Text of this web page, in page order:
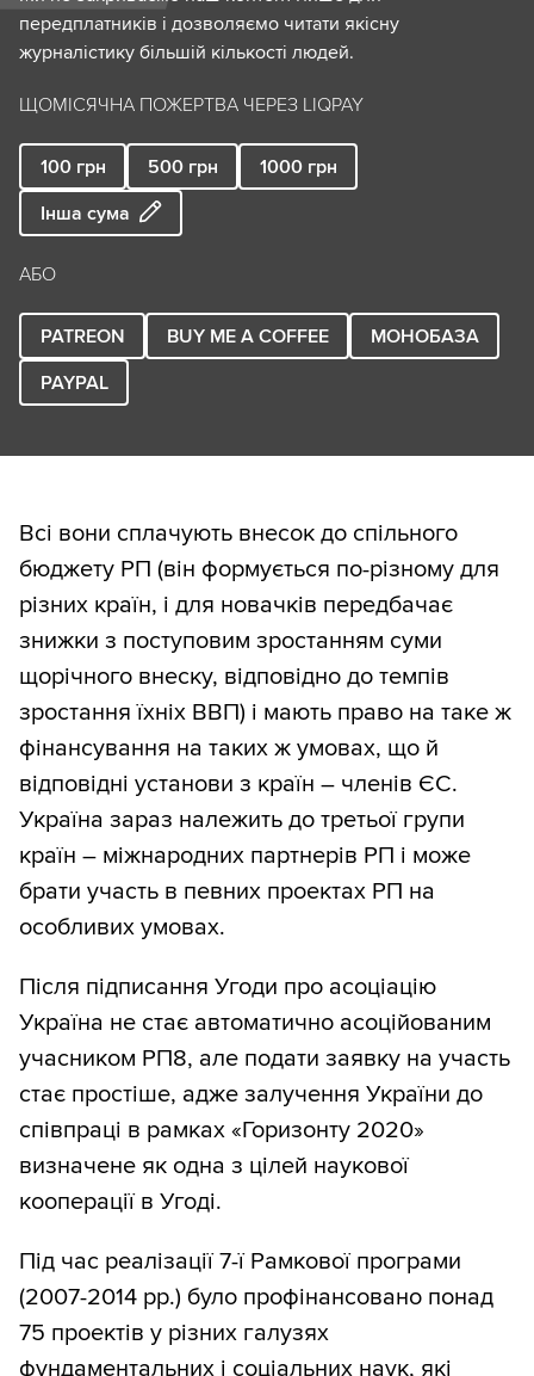
передплатників і дозволяємо читати якісну
журналістику більшій кількості людей.
ЩОМІСЯЧНА ПОЖЕРТВА ЧЕРЕЗ LIQPAY
100 грн 500 грн 1000 грн
Інша сума
АБО
PATREON BUY ME A COFFEE
МОНОБАЗА
PAYPAL
Всі вони сплачують внесок до спільного
бюджету РП (він формується по-різному для
різних країн, і для новачків передбачає
знижки з поступовим зростанням суми
щорічного внеску, відповідно до темпів
зростання їхніх ВВП) і мають право на таке ж
фінансування на таких ж умовах, що й
відповідні установи з країн – членів ЄС.
Україна зараз належить до третьої групи
країн – міжнародних партнерів РП і може
брати участь в певних проектах РП на
особливих умовах.
Після підписання Угоди про асоціацію
Україна не стає автоматично асоційованим
учасником РП8, але подати заявку на участь
стає простіше, адже залучення України до
співпраці в рамках «Горизонту 2020»
визначене як одна з цілей наукової
кооперації в Угоді.
Під час реалізації 7-ї Рамкової програми
(2007-2014 рр.) було профінансовано понад
75 проектів у різних галузях
фундаментальних і соціальних наук, які